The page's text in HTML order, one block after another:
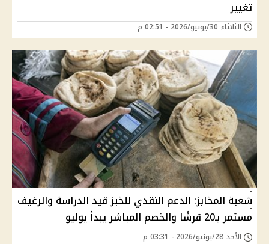
تغيير
الثلاثاء 30/يونيو/2026 - 02:51 م
شعبة المخابز: الدعم النقدي للخبز قيد الدراسة والرغيف
مستمر بـ20 قرشًا والخصم المباشر يبدأ يوليو
الأحد 28/يونيو/2026 - 03:31 م